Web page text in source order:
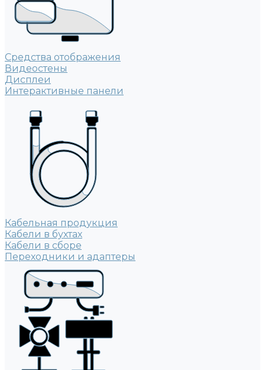
Средства отображения
Видеостены
Дисплеи
Интерактивные панели
Кабельная продукция
Кабели в бухтах
Кабели в сборе
Переходники и адаптеры